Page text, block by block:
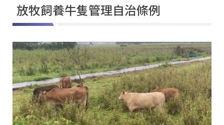
放牧飼養牛隻管理自治條例